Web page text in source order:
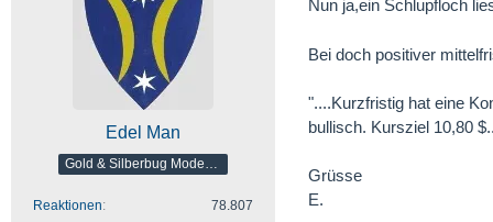
Edel Man
Reaktionen
78.807
Nun ja,ein Schlupfloch
Bei doch positiver
"....Kurzfristig hat eine
bullisch. Kursziel 10,80
Grüsse
E.